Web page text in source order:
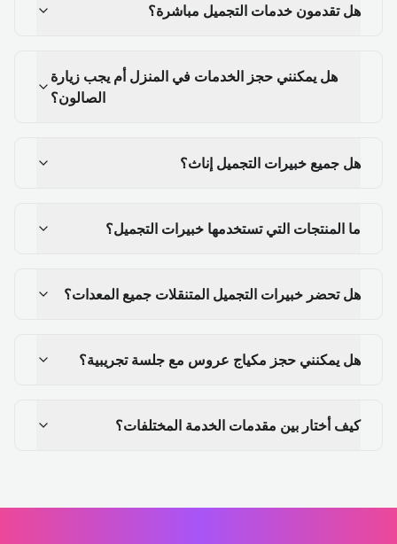
هل تقدمون خدمات التجميل مباشرة؟
هل يمكنني حجز الخدمات في المنزل أم يجب زيارة
الصالون؟
هل جميع خبيرات التجميل إناث؟
ما المنتجات التي تستخدمها خبيرات التجميل؟
هل تحضر خبيرات التجميل المتنقلات جميع المعدات؟
هل يمكنني حجز مكياج عروس مع جلسة تجريبية؟
كيف أختار بين مقدمات الخدمة المختلفات؟